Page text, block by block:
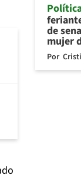
de
mujer
Por